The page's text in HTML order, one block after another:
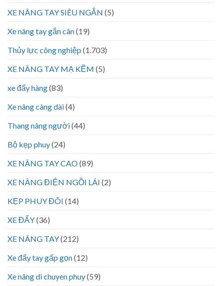
XE NÂNG TAY SIÊU NGẮN (5)
Xe nâng tay gắn cân(19)
Thủy lực công nghiệp (1.703)
XE NÂNG TAY MẠ KẼM (5)
xe đẩy hàng(83)
Xe nâng càng dài(4)
Thang nâng người(44)
Bộ kẹp phuy(24)
XE NÂNG TAY CAO(89)
XE NÂNG ĐIỆN NGỒI LÁI (2)
KẸP PHUY ĐÔI (14)
XE ĐẨY(36)
XE NÂNG TAY(212)
Xe đẩy tay gấp gọn(12)
Xe nâng di chuyen phuy(59)